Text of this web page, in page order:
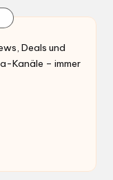
Deals und
Kanäle – immer